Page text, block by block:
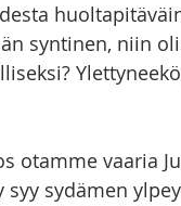
syntinen, niin
otamme vaaria
sydämen